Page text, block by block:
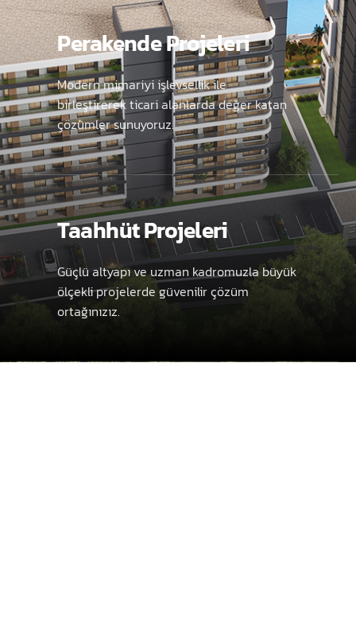
Perakende Projeleri
Modern mimariyi işlevsellik ile
birleştirerek ticari alanlarda değer katan
çözümler sunuyoruz.
Taahhüt Projeleri
Güçlü altyapı ve uzman kadromuzla büyük
ölçekli projelerde güvenilir çözüm
ortağınızız.